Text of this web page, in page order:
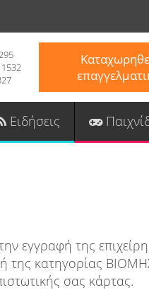
Ειδήσεις
εγγραφή της
της κατηγορίας
σας κάρτας.